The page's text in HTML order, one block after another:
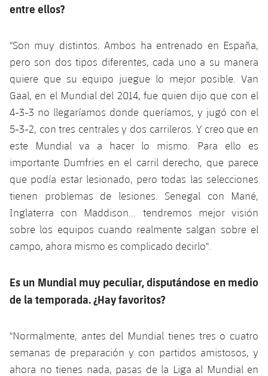
entre ellos?
"Son muy distintos. Ambos ha entrenado en España,
pero son dos tipos diferentes, cada uno a su manera
quiere que su equipo juegue lo mejor posible. Van
Gaal, en el Mundial del 2014, fue quien dijo que con el
4-3-3 no llegaríamos donde queríamos, y jugó con el
5-3-2, con tres centrales y dos carrileros. Y creo que en
este Mundial va a hacer lo mismo. Para ello es
importante Dumfries en el carril derecho, que parece
que podía estar lesionado, pero todas las selecciones
tienen problemas de lesiones. Senegal con Mané,
Inglaterra con Maddison... tendremos mejor visión
sobre los equipos cuando realmente salgan sobre el
campo, ahora mismo es complicado decirlo".
Es un Mundial muy peculiar, disputándose en medio
de la temporada. ¿Hay favoritos?
"Normalmente, antes del Mundial tienes tres o cuatro
semanas de preparación y con partidos amistosos, y
ahora no tienes nada, pasas de la Liga al Mundial en